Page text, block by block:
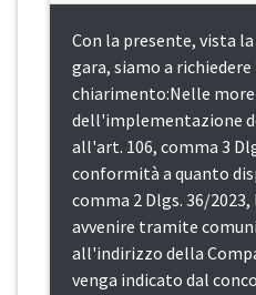
Con la presente, vista
gara, siamo a
chiarimento:Nelle more
dell'implementazione
all'art. 106, comma 3
conformità a quanto
comma 2 Dlgs. 36/
avvenire tramite
all'indirizzo della
venga indicato dal